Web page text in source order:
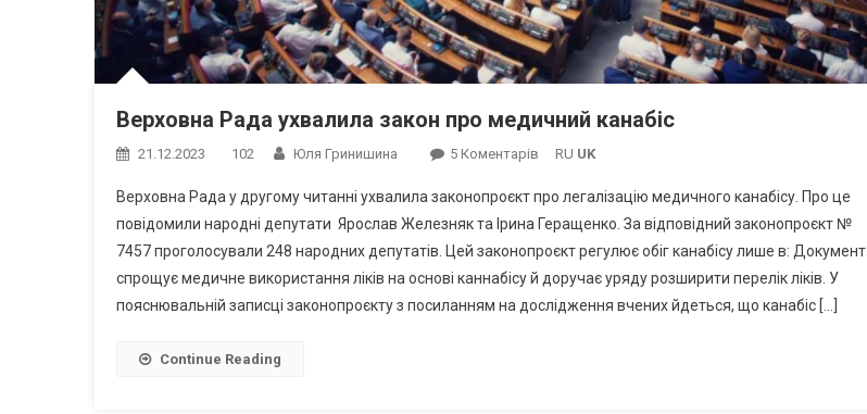
Верховна Рада ухвалила закон про медичний канабіс
21.12.2023 102 Юля Гринишина 5 Коментарів До
Рада
Ухвалила
Закон
Про
Медичний
RU UK
Верховна Рада у другому читанні ухвалила законопроєкт про легалізацію медичного канабісу. Про це
повідомили народні депутати Ярослав Железняк та Ірина Геращенко. За відповідний законопроєкт №
7457 проголосували 248 народних депутатів. Цей законопроєкт регулює обіг канабісу лише в: Документ
спрощує медичне використання ліків на основі каннабісу й доручає уряду розширити перелік ліків. У
пояснювальній записці законопроєкту з посиланням на дослідження вчених йдеться, що канабіс […]
Continue Reading